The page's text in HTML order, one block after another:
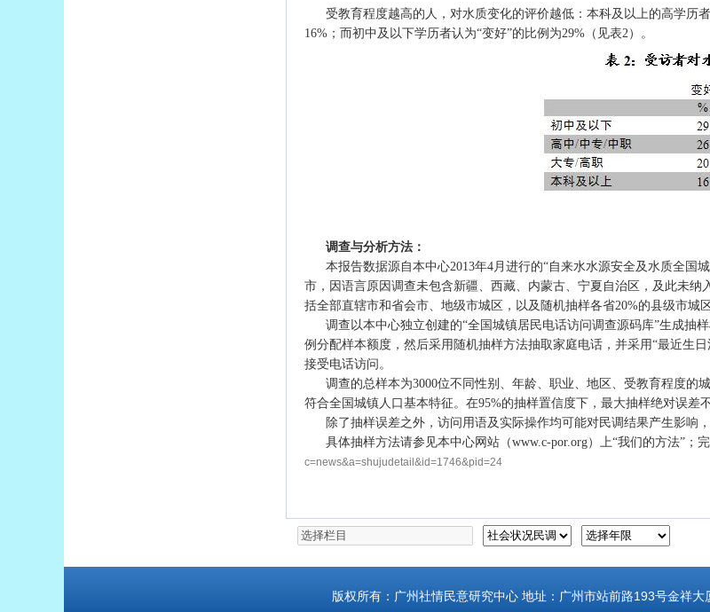
受教育程度越高的人，对水质变化的评价越低：本科及以上的高学历
16%；而初中及以下学历者认为“变好”的比例为29%（见表2）。
调查与分析方法：
本报告数据源自本中心2013年4月进行的“自来水水源安全及水质全国
市，因语言原因调查未包含新疆、西藏、内蒙古、宁夏自治区，及此未
括全部直辖市和省会市、地级市城区，以及随机抽样各省20%的县级市城区
调查以本中心独立创建的“全国城镇居民电话访问调查源码库”生成抽
例分配样本额度，然后采用随机抽样方法抽取家庭电话，并采用“最近生
接受电话访问。
调查的总样本为3000位不同性别、年龄、职业、地区、受教育程度的
符合全国城镇人口基本特征。在95%的抽样置信度下，最大抽样绝对误差不
除了抽样误差之外，访问用语及实际操作均可能对民调结果产生影响
具体抽样方法请参见本中心网站（www.c-por.org）上“我们的方法”；
c=news&a=shujudetail&id=1746&pid=24
版权所有：广州社情民意研究中心 地址：广州市站前路193号金祥